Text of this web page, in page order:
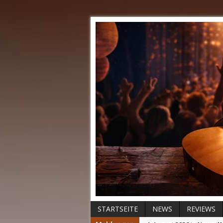
STARTSEITE NEWS REVIEWS